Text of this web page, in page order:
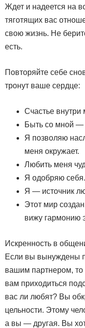
Ждет и надеется на
тяготящих вас
свою жизнь. Не
есть.
Повторяйте себе
тронут ваше сердце:
Счастье внутри
Быть со мной —
Я позволяю
меня окружает.
Любить меня
Я одобряю
Я — источник
Этот мир
вижу гармонию
Искренность в
Если вы вынуждены
вашим партнером, то
вам приходиться
вас ли любят? Вы
цельности. Этому
а вы — другая. Вы